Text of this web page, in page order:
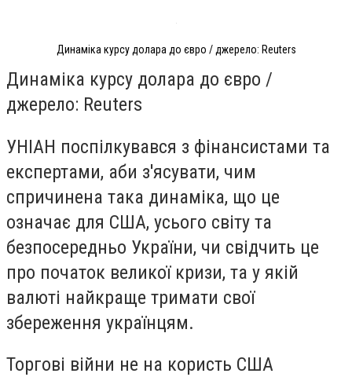
Динаміка курсу долара до євро / джерело: Reuters
Динаміка курсу долара до євро /
джерело: Reuters
УНІАН поспілкувався з фінансистами та
експертами, аби з'ясувати, чим
спричинена така динаміка, що це
означає для США, усього світу та
безпосередньо України, чи свідчить це
про початок великої кризи, та у якій
валюті найкраще тримати свої
збереження українцям.
Торгові війни не на користь США